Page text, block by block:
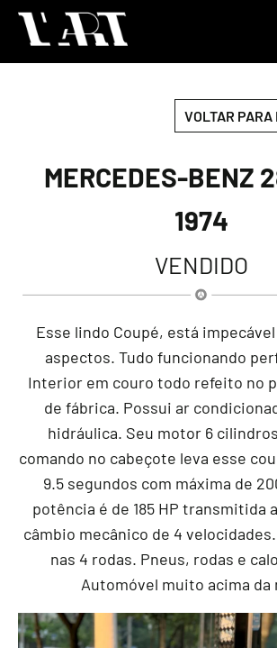
VOLTAR PARA
MERCEDES-BENZ
1974
VENDIDO
Esse lindo Coupé, está
aspectos. Tudo funcionando
Interior em couro todo refeito no
de fábrica. Possui ar
hidráulica. Seu motor 6
comando no cabeçote leva esse
9.5 segundos com máxima de
potência é de 185 HP transmitida
câmbio mecânico de 4
nas 4 rodas. Pneus, rodas e
Automóvel muito acima da